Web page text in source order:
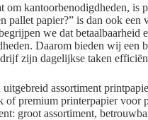
om kantoorbenodigdheden, is
pallet papier?” is dan ook
we dat betaalbaarheid
Daarom bieden wij een
zijn dagelijkse taken
assortiment
of premium printerpapier voor
groot assortiment,